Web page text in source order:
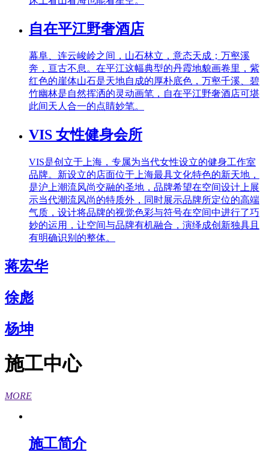
自在平江野奢酒店
幕阜、连云峻岭之间，山石林立，意态天成；万壑溪
奔，亘古不息。在平江这幅典型的丹霞地貌画卷里，紫
红色的崖体山石是天地自成的厚朴底色，万壑千溪、碧
竹幽林是自然挥洒的灵动画笔，自在平江野奢酒店可堪
此间天人合一的点睛妙笔。
VIS 女性健身会所
VIS是创立于上海，专属为当代女性设立的健身工作室
品牌。新设立的店面位于上海最具文化特色的新天地，
是沪上潮流风尚交融的圣地，品牌希望在空间设计上展
示当代潮流风尚的特质外，同时展示品牌所定位的高端
气质，设计将品牌的视觉色彩与符号在空间中进行了巧
妙的运用，让空间与品牌有机融合，演绎成创新独具且
有明确识别的整体。
蒋宏华
徐彪
杨坤
施工中心
MORE
施工简介